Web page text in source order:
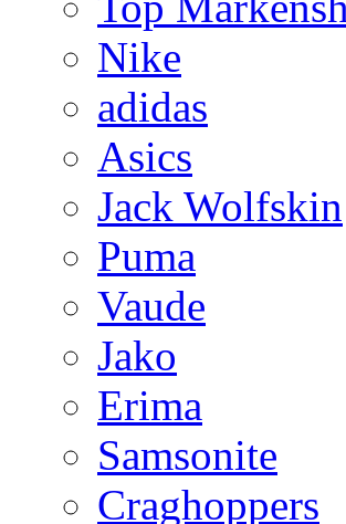
Nike
adidas
Asics
Jack Wolfskin
Puma
Vaude
Jako
Erima
Samsonite
Craghoppers